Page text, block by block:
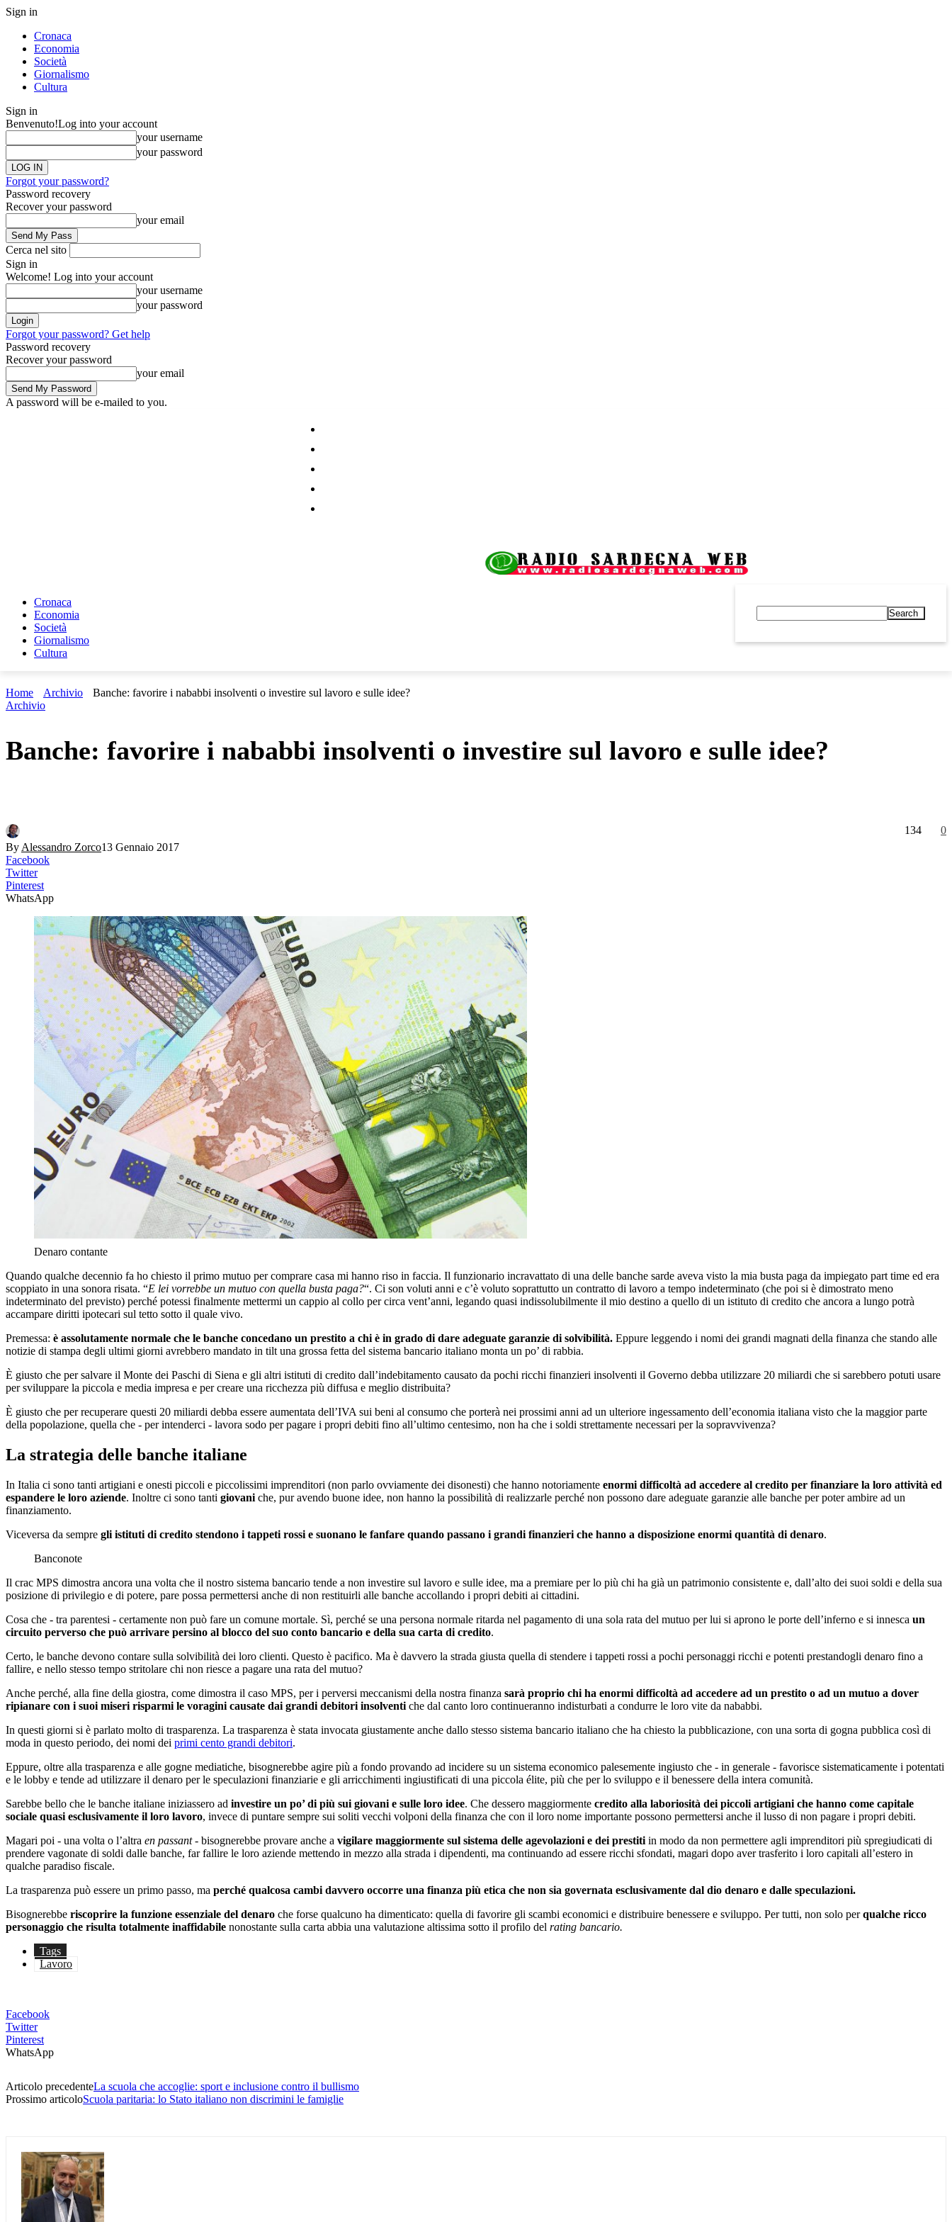
Sign in
Cronaca
Economia
Società
Giornalismo
Cultura
Sign in
Benvenuto!Log into your account
your username
your password
Forgot your password?
Password recovery
Recover your password
your email
Cerca nel sito
Sign in
Welcome! Log into your account
your username
your password
Forgot your password? Get help
Password recovery
Recover your password
your email
A password will be e-mailed to you.
Cronaca
Economia
Società
Giornalismo
Cultura
Search
Home Archivio
Banche: favorire i nababbi insolventi o investire sul lavoro e sulle idee?
Archivio
Banche: favorire i nababbi insolventi o investire sul lavoro e sulle idee?
By Alessandro Zorco13 Gennaio 2017
0
134
Facebook
Twitter
Pinterest
WhatsApp
Denaro contante
Quando qualche decennio fa ho chiesto il primo mutuo per comprare casa mi hanno riso in faccia. Il funzionario incravattato di una delle banche sarde aveva visto la mia busta paga da impiegato part time ed era
scoppiato in una sonora risata. “E lei vorrebbe un mutuo con quella busta paga?“. Ci son voluti anni e c’è voluto soprattutto un contratto di lavoro a tempo indeterminato (che poi si è dimostrato meno
indeterminato del previsto) perché potessi finalmente mettermi un cappio al collo per circa vent’anni, legando quasi indissolubilmente il mio destino a quello di un istituto di credito che ancora a lungo potrà
accampare diritti ipotecari sul tetto sotto il quale vivo.
Premessa: è assolutamente normale che le banche concedano un prestito a chi è in grado di dare adeguate garanzie di solvibilità. Eppure leggendo i nomi dei grandi magnati della finanza che stando alle
notizie di stampa degli ultimi giorni avrebbero mandato in tilt una grossa fetta del sistema bancario italiano monta un po’ di rabbia.
È giusto che per salvare il Monte dei Paschi di Siena e gli altri istituti di credito dall’indebitamento causato da pochi ricchi finanzieri insolventi il Governo debba utilizzare 20 miliardi che si sarebbero potuti usare
per sviluppare la piccola e media impresa e per creare una ricchezza più diffusa e meglio distribuita?
È giusto che per recuperare questi 20 miliardi debba essere aumentata dell’IVA sui beni al consumo che porterà nei prossimi anni ad un ulteriore ingessamento dell’economia italiana visto che la maggior parte
della popolazione, quella che - per intenderci - lavora sodo per pagare i propri debiti fino all’ultimo centesimo, non ha che i soldi strettamente necessari per la sopravvivenza?
La strategia delle banche italiane
In Italia ci sono tanti artigiani e onesti piccoli e piccolissimi imprenditori (non parlo ovviamente dei disonesti) che hanno notoriamente enormi difficoltà ad accedere al credito per finanziare la loro attività ed
espandere le loro aziende. Inoltre ci sono tanti giovani che, pur avendo buone idee, non hanno la possibilità di realizzarle perché non possono dare adeguate garanzie alle banche per poter ambire ad un
finanziamento.
Viceversa da sempre gli istituti di credito stendono i tappeti rossi e suonano le fanfare quando passano i grandi finanzieri che hanno a disposizione enormi quantità di denaro.
Banconote
Il crac MPS dimostra ancora una volta che il nostro sistema bancario tende a non investire sul lavoro e sulle idee, ma a premiare per lo più chi ha già un patrimonio consistente e, dall’alto dei suoi soldi e della sua
posizione di privilegio e di potere, pare possa permettersi anche di non restituirli alle banche accollando i propri debiti ai cittadini.
Cosa che - tra parentesi - certamente non può fare un comune mortale. Sì, perché se una persona normale ritarda nel pagamento di una sola rata del mutuo per lui si aprono le porte dell’inferno e si innesca un
circuito perverso che può arrivare persino al blocco del suo conto bancario e della sua carta di credito.
Certo, le banche devono contare sulla solvibilità dei loro clienti. Questo è pacifico. Ma è davvero la strada giusta quella di stendere i tappeti rossi a pochi personaggi ricchi e potenti prestandogli denaro fino a
fallire, e nello stesso tempo stritolare chi non riesce a pagare una rata del mutuo?
Anche perché, alla fine della giostra, come dimostra il caso MPS, per i perversi meccanismi della nostra finanza sarà proprio chi ha enormi difficoltà ad accedere ad un prestito o ad un mutuo a dover
ripianare con i suoi miseri risparmi le voragini causate dai grandi debitori insolventi che dal canto loro continueranno indisturbati a condurre le loro vite da nababbi.
In questi giorni si è parlato molto di trasparenza. La trasparenza è stata invocata giustamente anche dallo stesso sistema bancario italiano che ha chiesto la pubblicazione, con una sorta di gogna pubblica così di
moda in questo periodo, dei nomi dei primi cento grandi debitori.
Eppure, oltre alla trasparenza e alle gogne mediatiche, bisognerebbe agire più a fondo provando ad incidere su un sistema economico palesemente ingiusto che - in generale - favorisce sistematicamente i potentati
e le lobby e tende ad utilizzare il denaro per le speculazioni finanziarie e gli arricchimenti ingiustificati di una piccola élite, più che per lo sviluppo e il benessere della intera comunità.
Sarebbe bello che le banche italiane iniziassero ad investire un po’ di più sui giovani e sulle loro idee. Che dessero maggiormente credito alla laboriosità dei piccoli artigiani che hanno come capitale
sociale quasi esclusivamente il loro lavoro, invece di puntare sempre sui soliti vecchi volponi della finanza che con il loro nome importante possono permettersi anche il lusso di non pagare i propri debiti.
Magari poi - una volta o l’altra en passant- bisognerebbe provare anche a vigilare maggiormente sul sistema delle agevolazioni e dei prestiti in modo da non permettere agli imprenditori più spregiudicati di
prendere vagonate di soldi dalle banche, far fallire le loro aziende mettendo in mezzo alla strada i dipendenti, ma continuando ad essere ricchi sfondati, magari dopo aver trasferito i loro capitali all’estero in
qualche paradiso fiscale.
La trasparenza può essere un primo passo, ma perché qualcosa cambi davvero occorre una finanza più etica che non sia governata esclusivamente dal dio denaro e dalle speculazioni.
Bisognerebbe riscoprire la funzione essenziale del denaro che forse qualcuno ha dimenticato: quella di favorire gli scambi economici e distribuire benessere e sviluppo. Per tutti, non solo perqualche ricco
personaggio che risulta totalmente inaffidabile nonostante sulla carta abbia una valutazione altissima sotto il profilo del rating bancario.
Tags
Lavoro
Facebook
Twitter
Pinterest
WhatsApp
Articolo precedenteLa scuola che accoglie: sport e inclusione contro il bullismo
Prossimo articoloScuola paritaria: lo Stato italiano non discrimini le famiglie